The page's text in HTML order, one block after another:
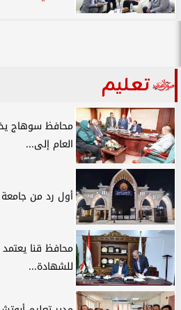
تعليم
محافظ سوهاج
العام إلى...
أول رد من
محافظ قنا يعتمد
للشهادة...